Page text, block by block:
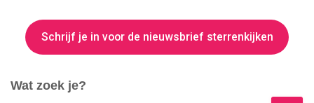
Schrijf je in voor de nieuwsbrief sterrenkijken
Wat zoek je?